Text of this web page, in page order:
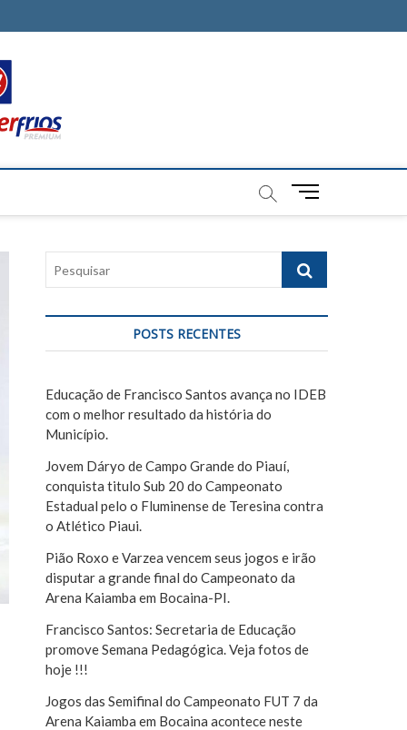
M
u
B
u
o
q
a
POSTS RECENTES
Educação de Francisco Santos avança no IDEB
com o melhor resultado da história do
Município.
Jovem Dáryo de Campo Grande do Piauí,
conquista titulo Sub 20 do Campeonato
Estadual pelo o Fluminense de Teresina contra
o Atlético Piaui.
Pião Roxo e Varzea vencem seus jogos e irão
disputar a grande final do Campeonato da
Arena Kaiamba em Bocaina-PI.
Francisco Santos: Secretaria de Educação
promove Semana Pedagógica. Veja fotos de
hoje !!!
Jogos das Semifinal do Campeonato FUT 7 da
Arena Kaiamba em Bocaina acontece neste